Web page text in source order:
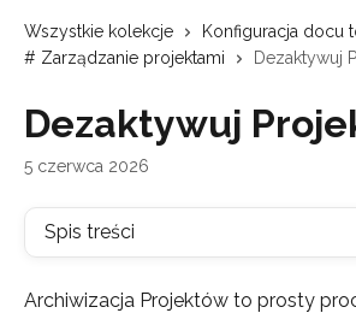
Wszystkie kolekcje
Konfiguracja docu
# Zarządzanie projektami
Dezaktywuj
Dezaktywuj
5 czerwca 2026
Spis treści
Archiwizacja Projektów to prosty